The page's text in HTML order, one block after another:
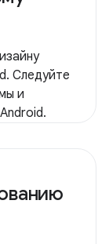
Следуйте
и